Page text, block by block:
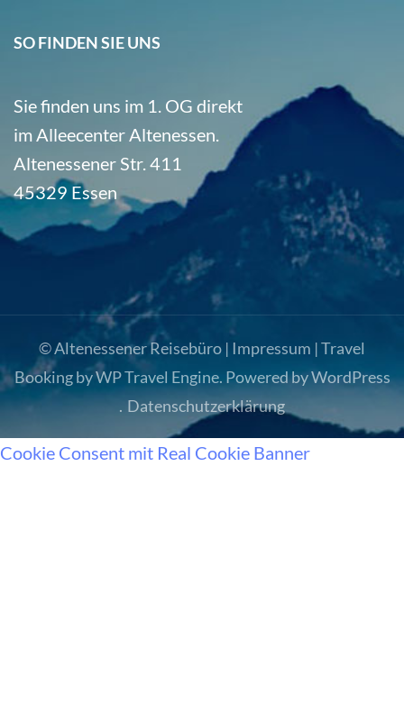
SO FINDEN SIE UNS
Sie finden uns im 1. OG direkt
im Alleecenter Altenessen.
Altenessener Str. 411
45329 Essen
© Altenessener Reisebüro | Impressum |Travel
Booking byWP Travel Engine. Powered byWordPress
. Datenschutzerklärung
Cookie Consent mit Real Cookie Banner